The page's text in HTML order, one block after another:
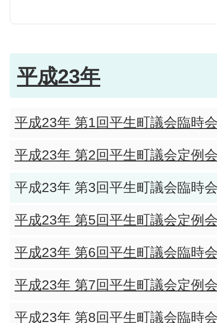
平成23年
平成23年 第1回平生町議会臨時
平成23年 第2回平生町議会定例
平成23年 第3回平生町議会臨時
平成23年 第5回平生町議会定例
平成23年 第6回平生町議会臨時
平成23年 第7回平生町議会定例
平成23年 第8回平生町議会臨時